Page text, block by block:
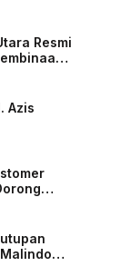
Resmi
Azis
di